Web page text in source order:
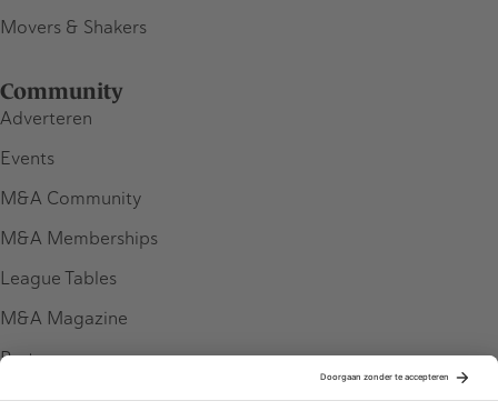
Movers & Shakers
Community
Adverteren
Events
M&A Community
M&A Memberships
League Tables
M&A Magazine
Partners